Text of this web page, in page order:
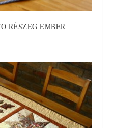
RÉSZEG EMBER